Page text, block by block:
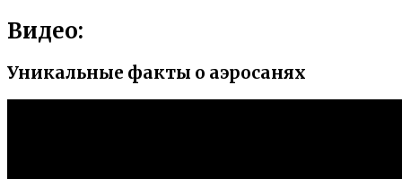
Видео:
Уникальные факты о аэросанях